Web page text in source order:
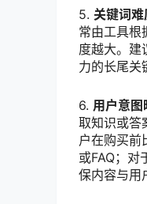
5. 关键词难
常由工具根
度越大。建
力的长尾关
6. 用户意图
取知识或答
户在购买前
或FAQ；对
保内容与用